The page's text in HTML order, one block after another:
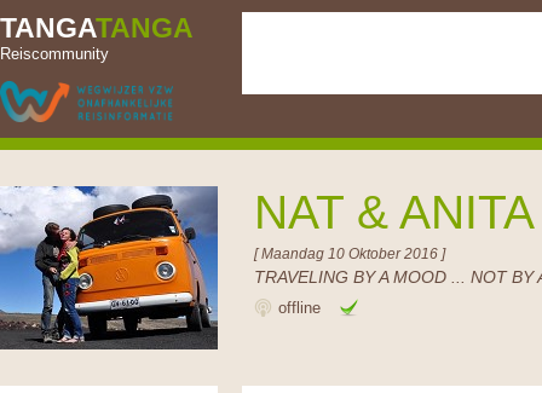
TANGATANGA
Reiscommunity
NAT &
[ Maandag 10 Oktober 2016 ]
TRAVELING BY A MOOD ... NOT BY
offline